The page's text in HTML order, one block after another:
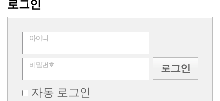
로그인
자동 로그인